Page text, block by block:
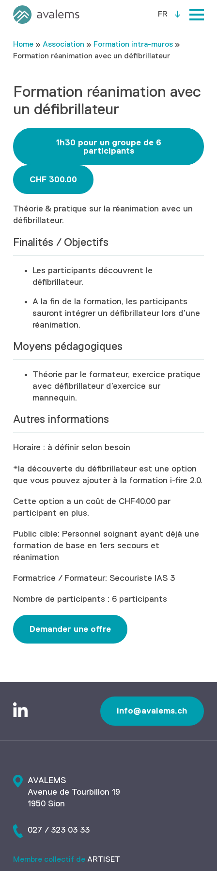
FR
Home» Association » Formation intra-muros»
Formation réanimation avec un défibrillateur
Formation réanimation avec
un défibrillateur
1h30 pour un groupe de 6
participants
CHF 300.00
Théorie & pratique sur la réanimation avec un
défibrillateur.
Finalités / Objectifs
Les participants découvrent le
défibrillateur.
A la fin de la formation, les participants
sauront intégrer un défibrillateur lors d’une
réanimation.
Moyens pédagogiques
Théorie par le formateur, exercice pratique
avec défibrillateur d’exercice sur
mannequin.
Autres informations
Horaire : à définir selon besoin
*la découverte du défibrillateur est une option
que vous pouvez ajouter à la formation i-fire 2.0.
Cette option a un coût de CHF40.00 par
participant en plus.
Public cible: Personnel soignant ayant déjà une
formation de base en 1ers secours et
réanimation
Formatrice / Formateur: Secouriste IAS 3
Nombre de participants : 6 participants
Demander une offre
info@avalems.ch
AVALEMS
Avenue de Tourbillon 19
1950 Sion
027 / 323 03 33
Membre collectif deARTISET